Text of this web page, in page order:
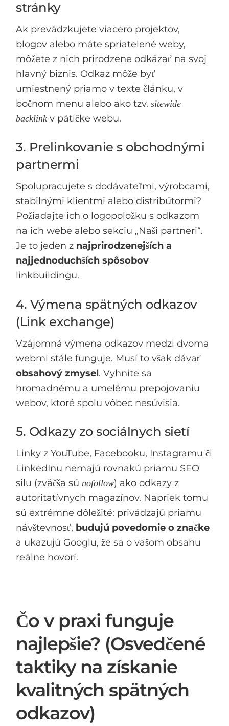
stránky
Ak prevádzkujete viacero projektov,
blogov alebo máte spriatelené weby,
môžete z nich prirodzene odkázať na svoj
hlavný biznis. Odkaz môže byť
umiestnený priamo v texte článku, v
bočnom menu alebo ako tzv.sitewide
backlink v pätičke webu.
3. Prelinkovanie s obchodnými
partnermi
Spolupracujete s dodávateľmi, výrobcami,
stabilnými klientmi alebo distribútormi?
Požiadajte ich o logopoložku s odkazom
na ich webe alebo sekciu „Naši partneri“.
Je to jeden z najprirodzenejších a
najjednoduchších spôsobov
linkbuildingu.
4. Výmena spätných odkazov
(Link exchange)
Vzájomná výmena odkazov medzi dvoma
webmi stále funguje. Musí to však dávať
obsahový zmysel. Vyhnite sa
hromadnému a umelému prepojovaniu
webov, ktoré spolu vôbec nesúvisia.
5. Odkazy zo sociálnych sietí
Linky z YouTube, Facebooku, Instagramu či
LinkedInu nemajú rovnakú priamu SEO
silu (zväčša súnofollow) ako odkazy z
autoritatívnych magazínov. Napriek tomu
sú extrémne dôležité: privádzajú priamu
návštevnosť, budujú povedomie o značke
a ukazujú Googlu, že sa o vašom obsahu
reálne hovorí.
Čo v praxi funguje
najlepšie? (Osvedčené
taktiky na získanie
kvalitných spätných
odkazov)